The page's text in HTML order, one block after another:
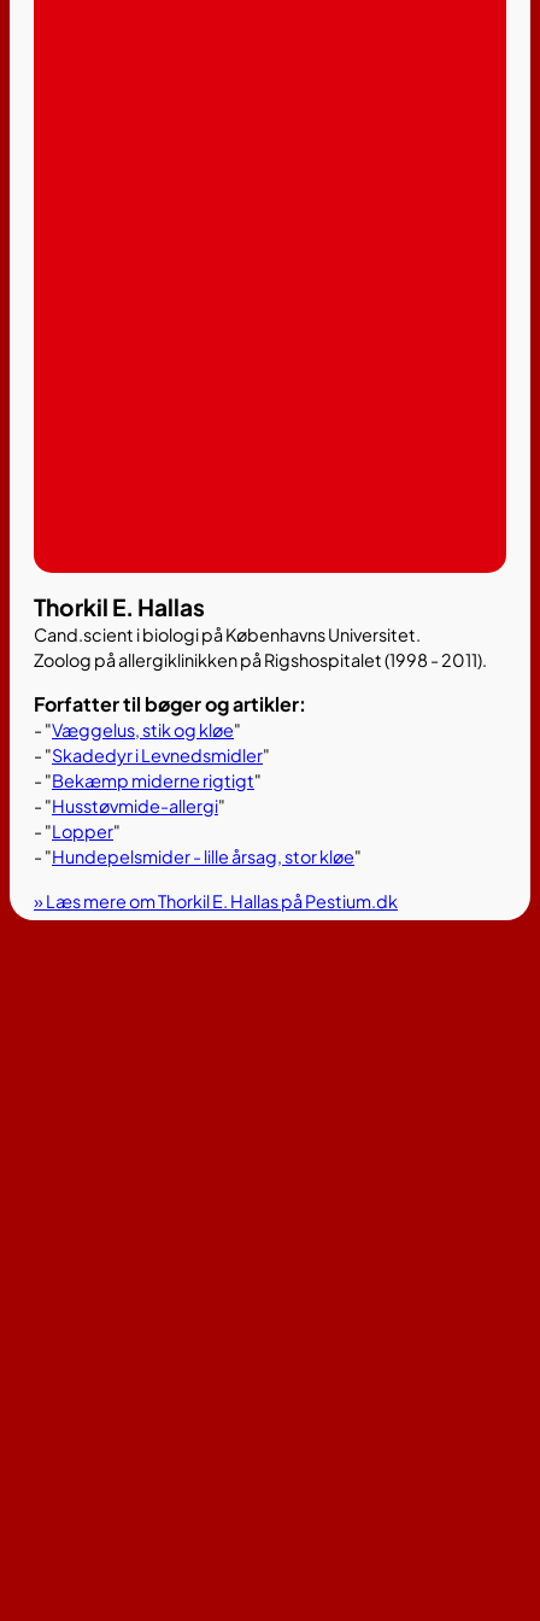
Thorkil E. Hallas
Cand.scient i biologi på Københavns Universitet.
Zoolog på allergiklinikken på Rigshospitalet (1998 - 2011).
Forfatter til bøger og artikler:
- "Væggelus, stik og kløe"
- "Skadedyr i Levnedsmidler"
- "Bekæmp miderne rigtigt"
- "Husstøvmide-allergi"
- "Lopper"
- "Hundepelsmider - lille årsag, stor kløe"
» Læs mere om Thorkil E. Hallas på Pestium.dk